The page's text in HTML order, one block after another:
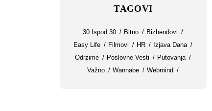
TAGOVI
30 Ispod 30 Bitno
Bizbendovi
Easy Life
Filmovi HR
Izjava Dana
Odrzime
Poslovne Vesti
Putovanja
Važno
Wannabe Webmind